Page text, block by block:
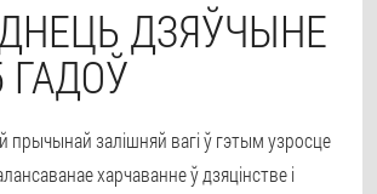
ДЗЯЎЧЫНЕ
ГАДОЎ
прычынай залішняй вагі ў гэтым узросце
харчаванне ў дзяцінстве і